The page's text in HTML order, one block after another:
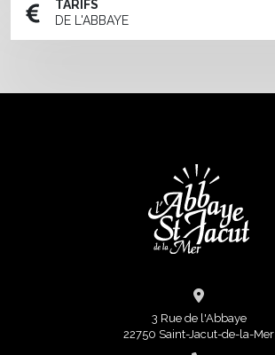
TARIFS
DE L'ABBAYE
3 Rue de l'Abbaye
22750 Saint-Jacut-de-la-Mer